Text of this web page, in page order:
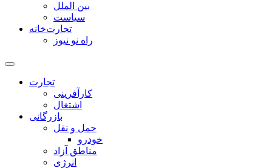
بین الملل
سیاست
تجارت‌خانه
راه نو نیوز
تجارت
کارآفرینی
اشتغال
بازرگانی
حمل و نقل
خودرو
مناطق آزاد
انرژی